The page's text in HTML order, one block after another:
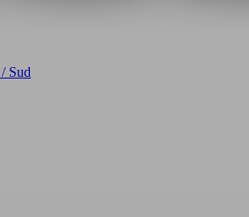
Sud